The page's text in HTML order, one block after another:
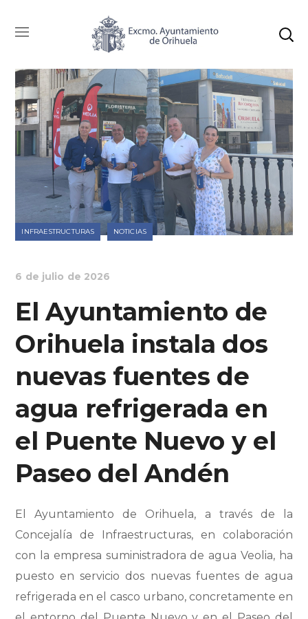
INFRAESTRUCTURAS NOTICIAS
6 de julio de 2026
El Ayuntamiento de
Orihuela instala dos
nuevas fuentes de
agua refrigerada en
el Puente Nuevo y el
Paseo del Andén
El Ayuntamiento de Orihuela, a través de la
Concejalía de Infraestructuras, en colaboración
con la empresa suministradora de agua Veolia, ha
puesto en servicio dos nuevas fuentes de agua
refrigerada en el casco urbano, concretamente en